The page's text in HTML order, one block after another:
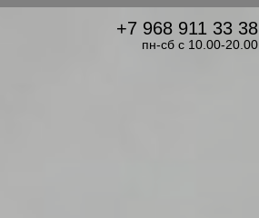
+7 968 911 33 38
пн-сб с 10.00-20.00